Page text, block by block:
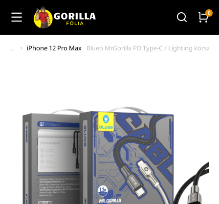
You are here:
iPhone 12 Pro Max Blueo Mr.Gorilla PD Type-C / Lighting